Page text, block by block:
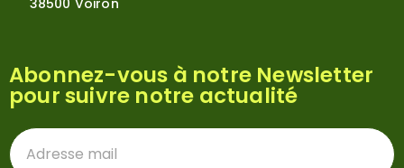
38500 Voiron
Abonnez-vous à notre Newsletter
pour suivre notre actualité
Newsletter